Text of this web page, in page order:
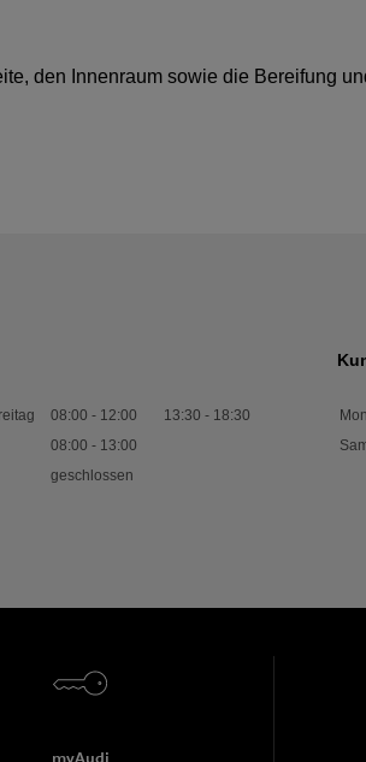
den Innenraum sowie die Bereifung
08:00 - 12:00 13:30 - 18:30
08:00 - 13:00
geschlossen
myAudi